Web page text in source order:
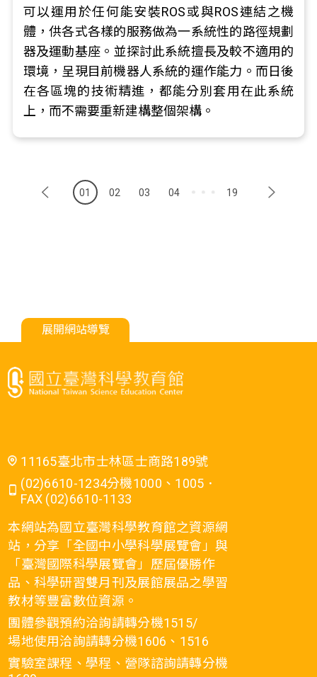
可以運用於任何能安裝ROS或與ROS連結之機
體，供各式各樣的服務做為一系統性的路徑規劃
器及運動基座。並探討此系統擅長及較不適用的
環境，呈現目前機器人系統的運作能力。而日後
在各區塊的技術精進，都能分別套用在此系統
上，而不需要重新建構整個架構。
01 02 03 04 19
展開網站導覽
11165臺北市士林區士商路189號
(02)6610-1234分機1000、1005．
FAX (02)6610-1133
本網站為國立臺灣科學教育館之資源網
站，分享「全國中小學科學展覽會」與
「臺灣國際科學展覽會」歷屆優勝作
品、科學研習雙月刊及展館展品之學習
教材等豐富數位資源。
團體參觀預約洽詢請轉分機1515/
場地使用洽詢請轉分機1606、1516
實驗室課程、學程、營隊諮詢請轉分機